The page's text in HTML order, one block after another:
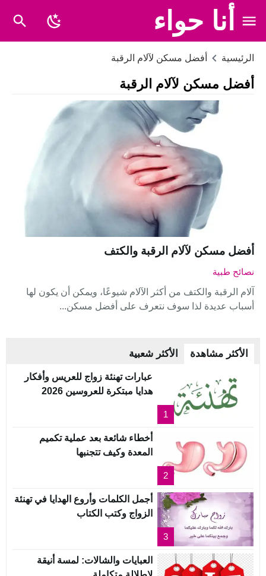
أنا حواء
الرئيسية أفضل مسكن لآلام الرقبة
أفضل مسكن لآلام الرقبة
أفضل مسكن لآلام الرقبة والكتف
نصائح طبية
آلام الرقبة والكتف من أكثر الآلام شيوعًا، ويمكن أن يكون لها
أسباب عديدة لذا سوف نتعرف على أفضل مسكن...
الأكثر مشاهدة الأكثر شعبية
1
عبارات تهنئة زواج للعريس وأفكار
هدايا مبتكرة للعروسين 2026
2
أخطاء شائعة بعد عملية تكميم
المعدة وكيف تتجنبها
3
أجمل الكلمات وأروع الهدايا في تهنئة
الزواج وكتب الكتاب
العبايات والشالات: لمسة أنيقة